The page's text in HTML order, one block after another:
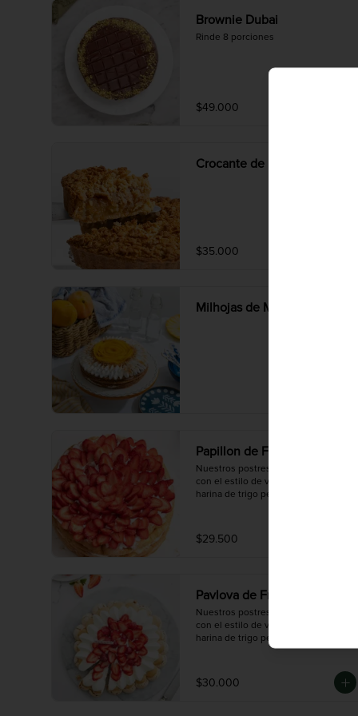
Brownie Dubai
Rinde 8 porciones
$49.000
Crocante de Manzana
$35.000
Milhojas de Mango
Papillon de Frutilla
Nuestros postres son para personas
con el estilo de vida de no consumir
harina de trigo pero no para
de trigo y podría existir una
contaminación cruzada.
$29.500
Pavlova de Frutilla
Nuestros postres son para personas
con el estilo de vida de no consumir
harina de trigo pero no para
celiacos/alérgicos al gluten ya que
de trigo y podría existir una
contaminación cruzada.
$30.000